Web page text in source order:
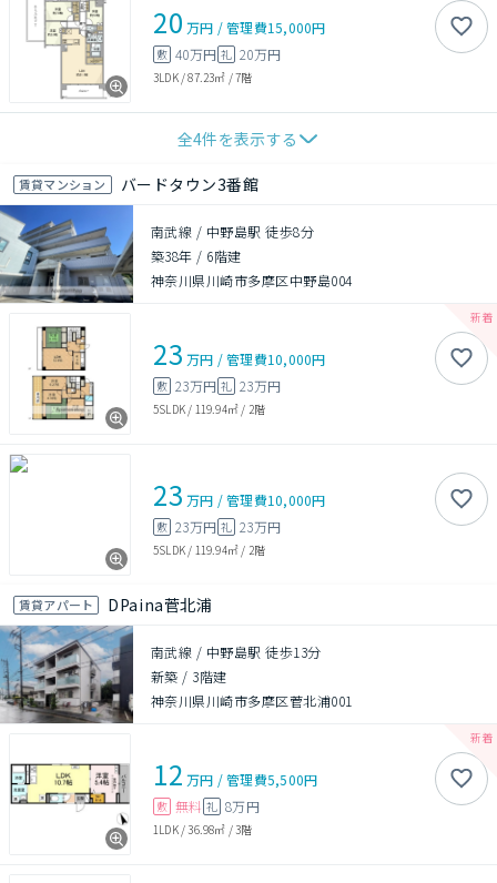
20 万円 /管理費15,000円
敷 40万円 礼 20万円
3LDK/87.23㎡ /7階
全4件を表示する
賃貸マンション バードタウン3番館
南武線 / 中野島駅 徒歩8分
築38年 / 6階建
神奈川県川崎市多摩区中野島004
23 万円 /管理費10,000円
敷 23万円 礼 23万円
5SLDK / 119.94㎡ / 2階
23 万円 /管理費10,000円
敷 23万円 礼 23万円
5SLDK / 119.94㎡ / 2階
賃貸アパート DPaina菅北浦
南武線 / 中野島駅 徒歩13分
新築 / 3階建
神奈川県川崎市多摩区菅北浦001
12 万円 /管理費5,500円
敷 無料 礼 8万円
1LDK/36.98㎡ /3階